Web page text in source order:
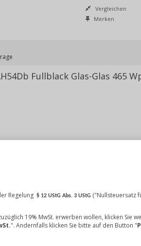
Vergleichen
Merken
Fullblack Glas-Glas 465
haben, kauften auch
Regelung § 12 UStG Abs. 3 UStG ("Nullsteuersatz
19% MwSt. erwerben wollen, klicken Sie
". Andernfalls klicken Sie bitte auf den Button "